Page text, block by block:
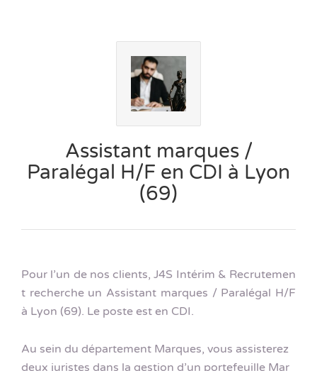
Assistant marques /
Paralégal H/F en CDI à Lyon
(69)
Pour l’un de nos clients, J4S Intérim & Recrutemen
t recherche un Assistant marques / Paralégal H/F
à Lyon (69). Le poste est en CDI.
Au sein du département Marques, vous assisterez
deux juristes dans la gestion d’un portefeuille Mar